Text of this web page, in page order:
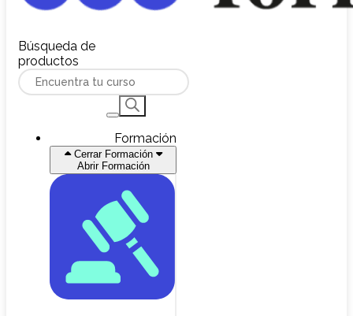
Búsqueda de
productos
Formación
Cerrar Formación
Abrir Formación